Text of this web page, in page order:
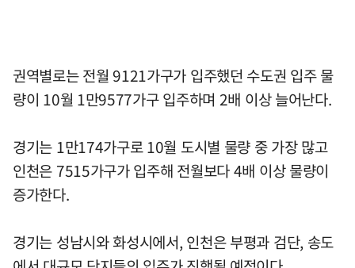
권역별로는 전월 9121가구가 입주했던 수도권 입주 물
량이 10월 1만9577가구 입주하며 2배 이상 늘어난다.
경기는 1만174가구로 10월 도시별 물량 중 가장 많고
인천은 7515가구가 입주해 전월보다 4배 이상 물량이
증가한다.
경기는 성남시와 화성시에서, 인천은 부평과 검단, 송도